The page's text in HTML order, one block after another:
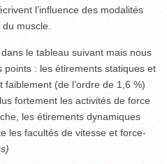
l’influence des modalités
muscle.
le tableau suivant mais nous
points : les étirements statiques et
(de l’ordre de 1,6 %)
fortement les activités de force
les étirements dynamiques
les facultés de vitesse et force-